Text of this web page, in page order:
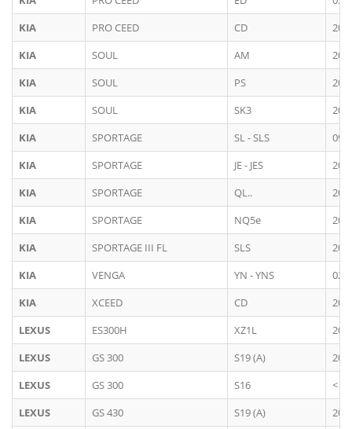
KIA
PRO CEED CD
KIA
SOUL AM
KIA
SOUL PS
KIA
SOUL SK3
KIA
SPORTAGE SL - SLS
09/
KIA
SPORTAGE JE - JES
KIA
SPORTAGE QL..
KIA
SPORTAGE NQ5e
KIA
SPORTAGE III FL SLS
KIA
VENGA YN - YNS
02/
KIA
XCEED CD
LEXUS
ES300H XZ1L
LEXUS
GS 300 S19 (A)
LEXUS
GS 300 S16
<
LEXUS
GS 430 S19 (A)